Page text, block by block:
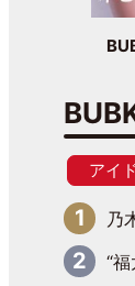
アイ
乃木
“福太郎